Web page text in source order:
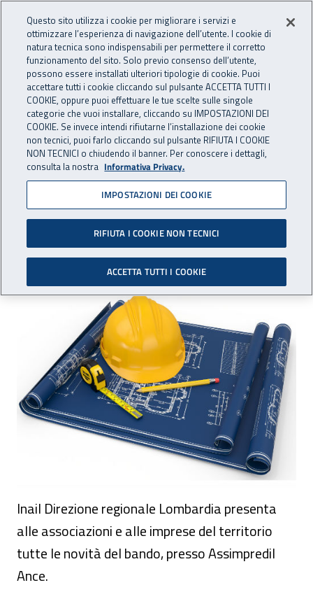
INAIL - Istituto Nazionale
Apri cerca
Navigazione principale
Navigazione - Ti trovi in:
Home Inail comunica Eventi
20 aprile 2018
Al via il Bando Isi 2017
Milano, venerdì 20 aprile 2018
Al via il Bando Isi 2017
Inail Direzione regionale Lombardia presenta
alle associazioni e alle imprese del territorio
tutte le novità del bando, presso Assimpredil
Ance.
Questo sito utilizza i cookie per migliorare i servizi e
ottimizzare l’esperienza di navigazione dell’utente. I cookie di
natura tecnica sono indispensabili per permettere il corretto
funzionamento del sito. Solo previo consenso dell’utente,
possono essere installati ulteriori tipologie di cookie. Puoi
accettare tutti i cookie cliccando sul pulsante ACCETTA TUTTI I
COOKIE, oppure puoi effettuare le tue scelte sulle singole
categorie che vuoi installare, cliccando su IMPOSTAZIONI DEI
COOKIE. Se invece intendi rifiutarne l’installazione dei cookie
non tecnici, puoi farlo cliccando sul pulsante RIFIUTA I COOKIE
NON TECNICI o chiudendo il banner. Per conoscere i dettagli,
consulta la nostra Informativa Privacy.
IMPOSTAZIONI DEI COOKIE
RIFIUTA I COOKIE NON TECNICI
ACCETTA TUTTI I COOKIE